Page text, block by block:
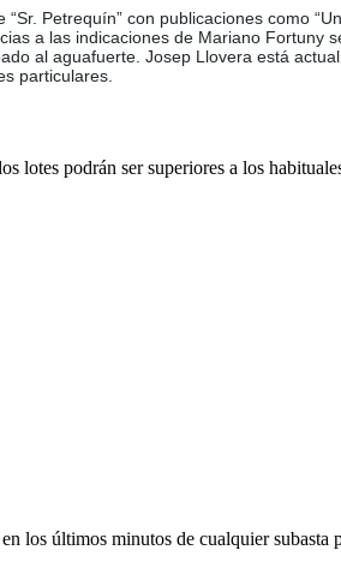
Petrequín” con publicaciones como “Un
a las indicaciones de Mariano
al aguafuerte. Josep Llovera está
particulares.
lotes podrán ser superiores a los
los últimos minutos de cualquier